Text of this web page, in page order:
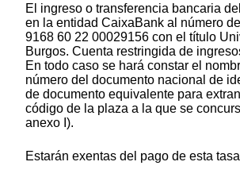
El ingreso o transferencia bancaria
en la entidad CaixaBank al número
9168 60 22 00029156 con el título
Burgos. Cuenta restringida de
En todo caso se hará constar el
número del documento nacional de
de documento equivalente para
código de la plaza a la que se
anexo I).
Estarán exentas del pago de esta